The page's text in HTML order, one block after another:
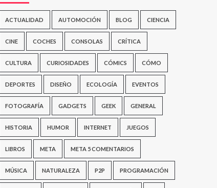
ACTUALIDAD AUTOMOCIÓN BLOG CIENCIA
CINE COCHES CONSOLAS CRÍTICA
CULTURA CURIOSIDADES CÓMICS CÓMO
DEPORTES DISEÑO ECOLOGÍA EVENTOS
FOTOGRAFÍA GADGETS GEEK GENERAL
HISTORIA HUMOR INTERNET JUEGOS
LIBROS META META 5 COMENTARIOS
MÚSICA NATURALEZA P2P PROGRAMACIÓN